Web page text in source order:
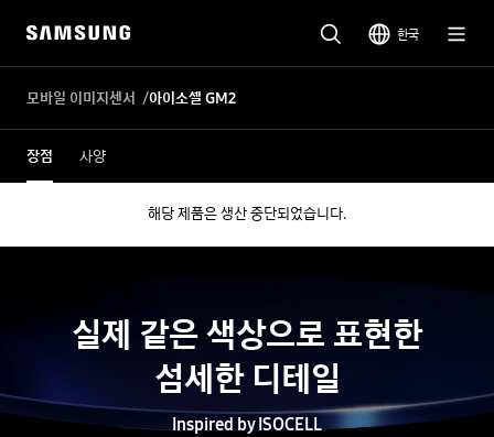
한국
모바일 이미지센서 아이소셀 GM2
장점 사양
해당 제품은 생산 중단되었습니다.
실제 같은색상으로표현한
섬세한 디테일
Inspired by ISOCELL